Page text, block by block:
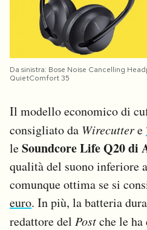
Da sinistra: Bose Noise Cancelling
QuietComfort 35
Il modello economico di
consigliato da Wirecuttere
leSoundcore Life Q20 di
qualità del suono inferiore
comunque ottima se si
euro. In più, la batteria
redattore del Postche le